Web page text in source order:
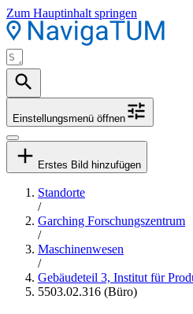
Zum Hauptinhalt springen
Einstellungsmenü öffnen
Erstes Bild hinzufügen
Standorte
/
Garching Forschungszentrum
/
Maschinenwesen
/
Gebäudeteil 3, Institut für
5503.02.316 (Büro)